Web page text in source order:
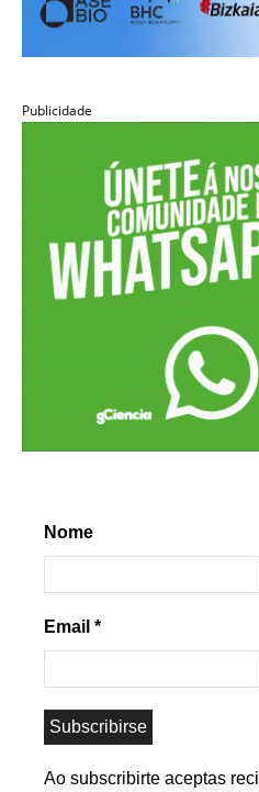
Publicidade
Nome
Email *
Ao subscribirte aceptas